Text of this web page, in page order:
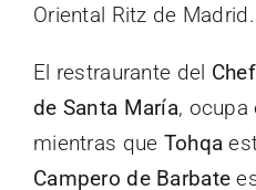
Oriental Ritz de Madrid.
El restraurante del
de Santa María, ocupa
mientras que Tohqa
Campero de Barbate